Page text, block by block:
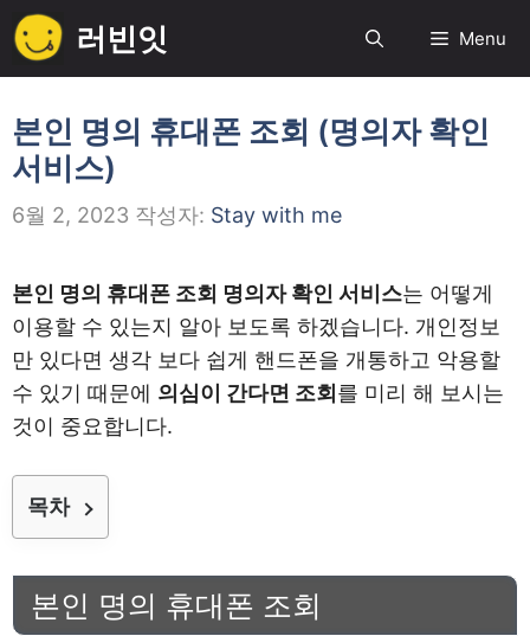
텐
츠
로
건
너
뛰
러빈잇 Menu
본인 명의 휴대폰 조회 (명의자 확인
서비스)
6월 2, 2023 작성자: Stay with me
본인 명의 휴대폰 조회 명의자 확인 서비스는 어떻게
이용할 수 있는지 알아 보도록 하겠습니다. 개인정보
만 있다면 생각 보다 쉽게 핸드폰을 개통하고 악용할
수 있기 때문에 의심이 간다면 조회 를 미리 해 보시는
것이 중요합니다.
목차
본인 명의 휴대폰 조회